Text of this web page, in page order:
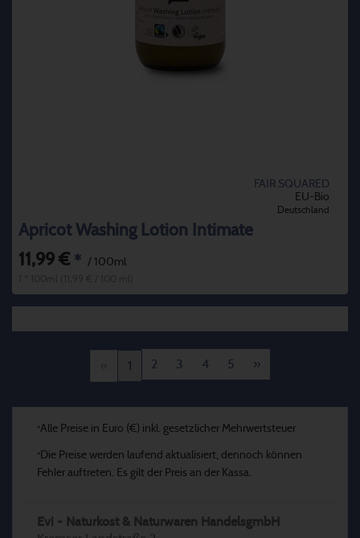
FAIR SQUARED
EU-Bio
Deutschland
Apricot Washing Lotion Intimate
11,99 € * / 100ml
1 2 3 4 5 »
*Alle Preise in Euro (€) inkl. gesetzlicher Mehrwertsteuer
* Die Preise werden laufend aktualisiert, dennoch können
Fehler auftreten. Es gilt der Preis an der Kassa.
Evi - Naturkost & Naturwaren HandelsgmbH